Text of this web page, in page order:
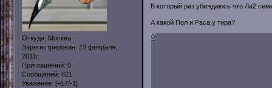
Откуда: Москва
Зарегистрирован: 13 февраля,
2011г.
Приглашений: 0
Сообщений: 621
Уважение: [+17/-1]
В который раз убеждаюсь что Ла2
А какой Пол и Раса у тира?
0